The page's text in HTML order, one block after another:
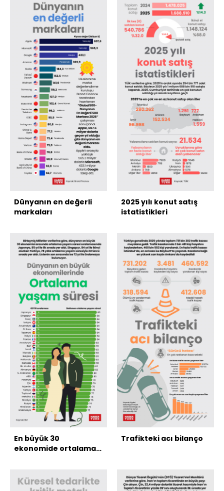
Dünyanın en değerli
markaları
2025 yılı konut satış
istatistikleri
En büyük 30
ekonomide ortalama
Trafikteki acı bilanço